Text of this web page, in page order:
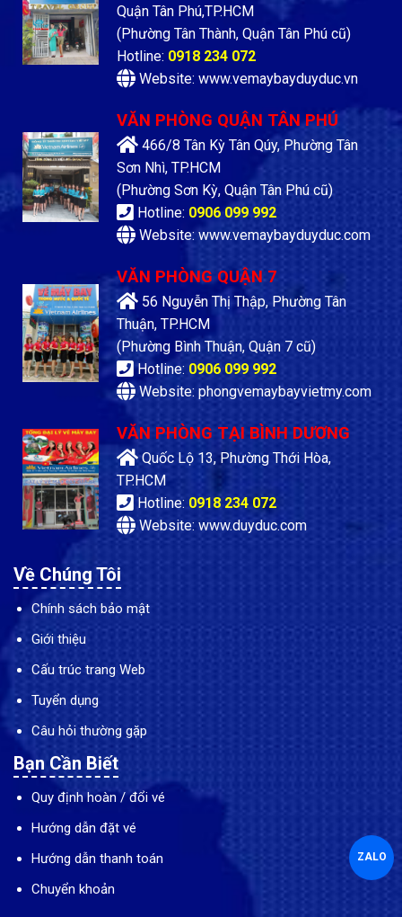
Quận Tân Phú,TP.HCM
(Phường Tân Thành, Quận Tân Phú cũ)
Hotline: 0918 234 072
Website: www.vemaybayduyduc.vn
VĂN PHÒNG QUẬN TÂN PHÚ
466/8 Tân Kỳ Tân Qúy, Phường Tân
Sơn Nhì, TP.HCM
(Phường Sơn Kỳ, Quận Tân Phú cũ)
Hotline: 0906 099 992
Website: www.vemaybayduyduc.com
VĂN PHÒNG QUẬN 7
56 Nguyễn Thị Thập, Phường Tân
Thuận, TP.HCM
(Phường Bình Thuận, Quận 7 cũ)
Hotline: 0906 099 992
Website: phongvemaybayvietmy.com
VĂN PHÒNG TẠI BÌNH DƯƠNG
Quốc Lộ 13, Phường Thới Hòa,
TP.HCM
Hotline: 0918 234 072
Website: www.duyduc.com
Về Chúng Tôi
Chính sách bảo mật
Giới thiệu
Cấu trúc trang Web
Tuyển dụng
Câu hỏi thường gặp
Bạn Cần Biết
Quy định hoàn / đổi vé
Hướng dẫn đặt vé
Hướng dẫn thanh toán
Chuyển khoản
ZALO